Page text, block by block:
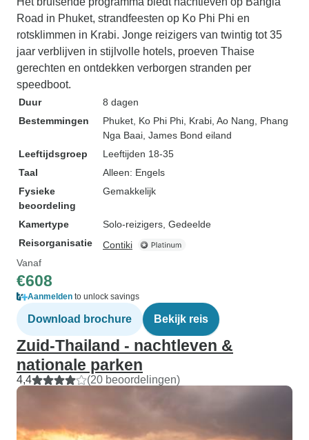
Road in Phuket, strandfeesten op Ko Phi Phi en
rotsklimmen in Krabi. Jonge reizigers van twintig tot 35
jaar verblijven in stijlvolle hotels, proeven Thaise
gerechten en ontdekken verborgen stranden per
speedboot.
Duur
8 dagen
Bestemmingen
Phuket , Ko Phi Phi , Krabi , Ao Nang , Phang
Nga Baai , James Bond eiland
Leeftijdsgroep
Leeftijden 18-35
Taal
Alleen: Engels
Fysieke
beoordeling
Gemakkelijk
Kamertype
Solo-reizigers, Gedeelde
Reisorganisatie
Contiki
Vanaf
€608
Aanmelden to unlock savings
Download brochure Bekijk reis
Zuid-Thailand - nachtleven &
nationale parken
4,4 (20 beoordelingen)